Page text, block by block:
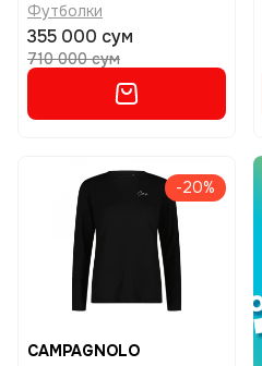
Футболки
355 000 сум
710 000 сум
-20%
CAMPAGNOLO